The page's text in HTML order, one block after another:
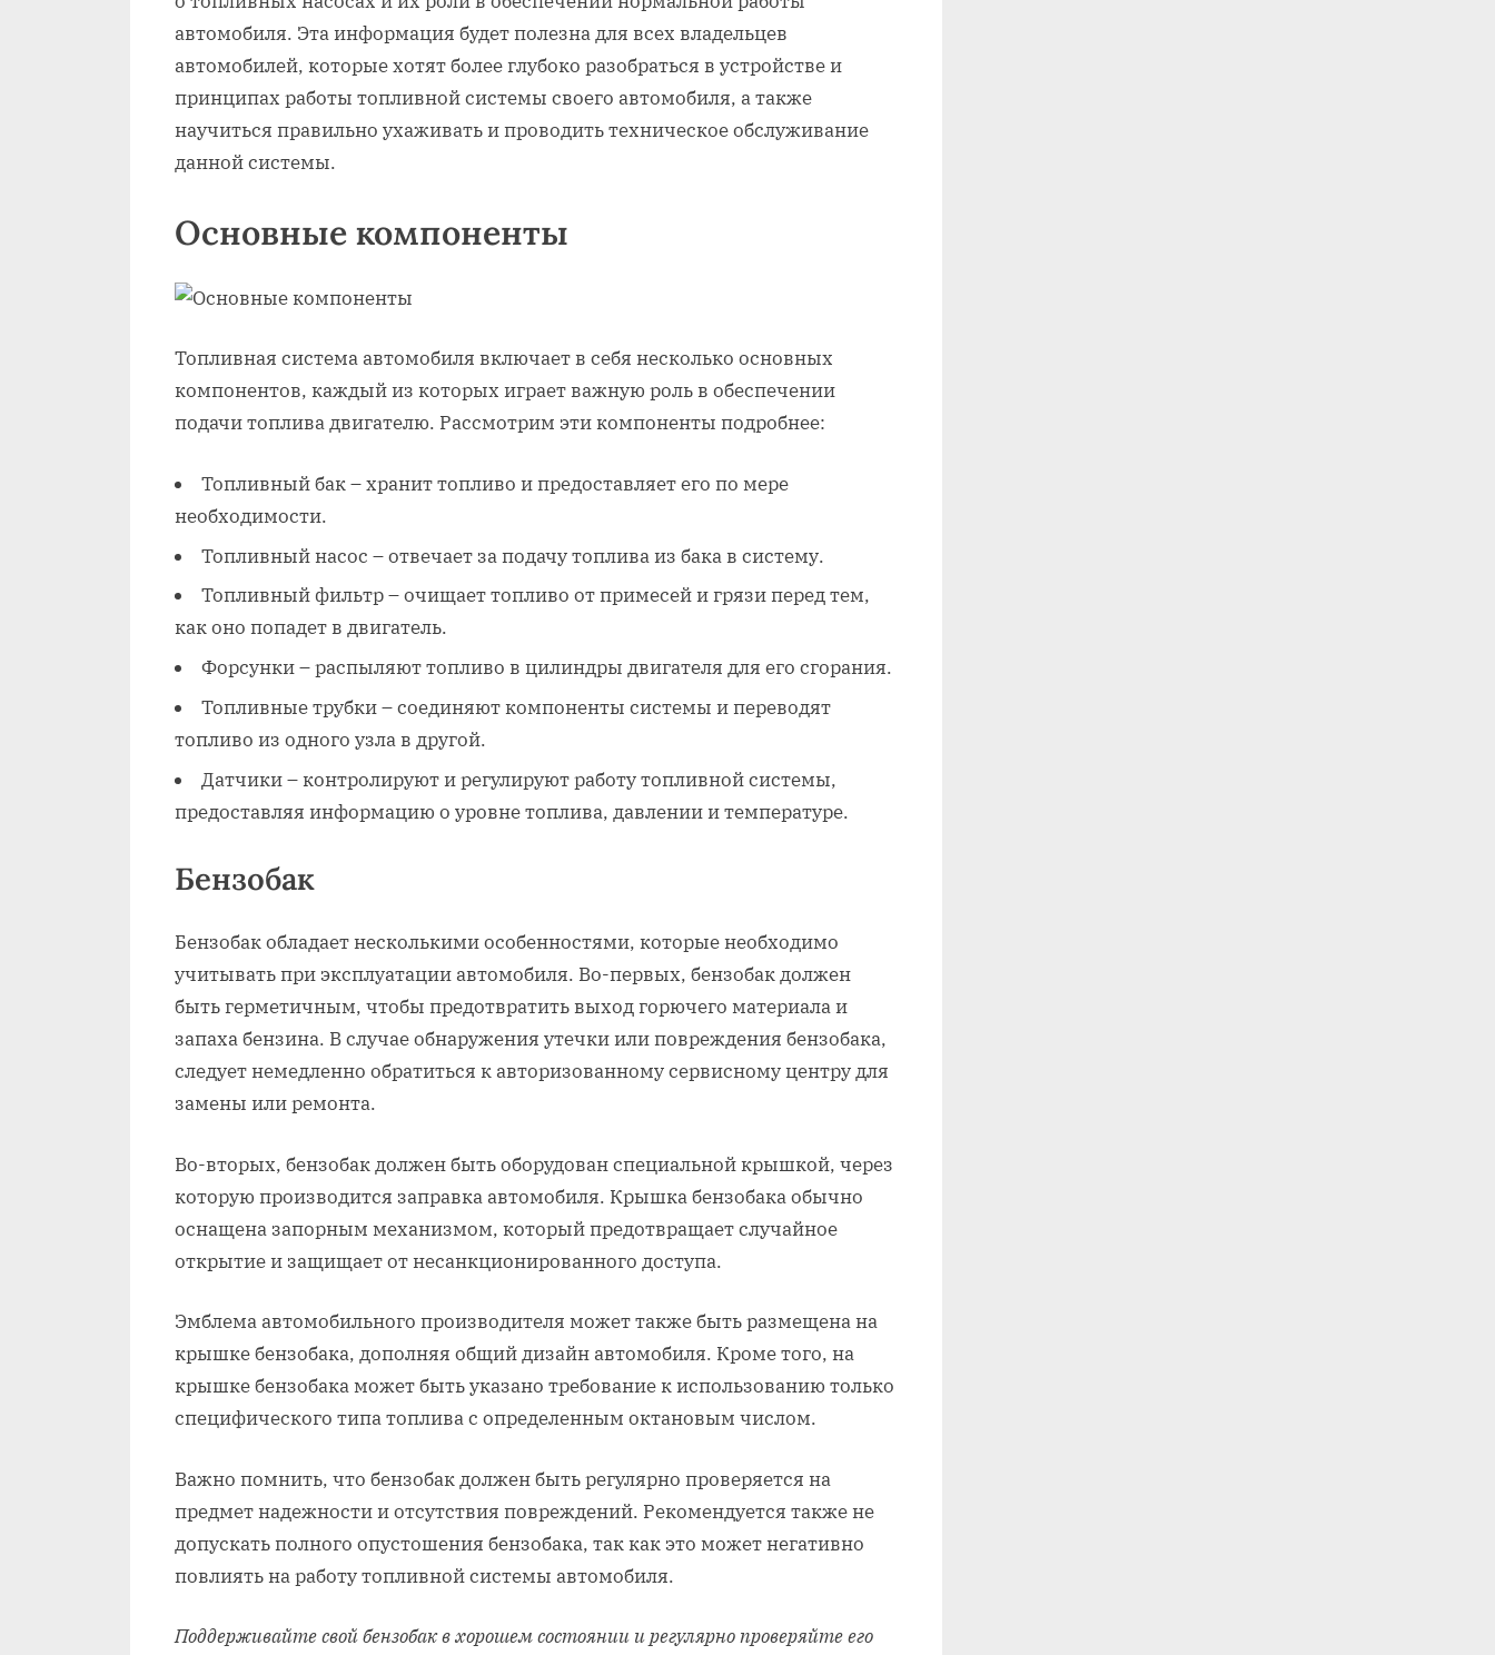
автомобиля. Эта информация будет полезна для всех владельцев
автомобилей, которые хотят более глубоко разобраться в устройстве и
принципах работы топливной системы своего автомобиля, а также
научиться правильно ухаживать и проводить техническое обслуживание
данной системы.
Основные компоненты
Топливная система автомобиля включает в себя несколько основных
компонентов, каждый из которых играет важную роль в обеспечении
подачи топлива двигателю. Рассмотрим эти компоненты подробнее:
Топливный бак – хранит топливо и предоставляет его по мере
необходимости.
Топливный насос – отвечает за подачу топлива из бака в систему.
Топливный фильтр – очищает топливо от примесей и грязи перед тем,
как оно попадет в двигатель.
Форсунки – распыляют топливо в цилиндры двигателя для его сгорания.
Топливные трубки – соединяют компоненты системы и переводят
топливо из одного узла в другой.
Датчики – контролируют и регулируют работу топливной системы,
предоставляя информацию о уровне топлива, давлении и температуре.
Бензобак
Бензобак обладает несколькими особенностями, которые необходимо
учитывать при эксплуатации автомобиля. Во-первых, бензобак должен
быть герметичным, чтобы предотвратить выход горючего материала и
запаха бензина. В случае обнаружения утечки или повреждения бензобака,
следует немедленно обратиться к авторизованному сервисному центру для
замены или ремонта.
Во-вторых, бензобак должен быть оборудован специальной крышкой, через
которую производится заправка автомобиля. Крышка бензобака обычно
оснащена запорным механизмом, который предотвращает случайное
открытие и защищает от несанкционированного доступа.
Эмблема автомобильного производителя может также быть размещена на
крышке бензобака, дополняя общий дизайн автомобиля. Кроме того, на
крышке бензобака может быть указано требование к использованию только
специфического типа топлива с определенным октановым числом.
Важно помнить, что бензобак должен быть регулярно проверяется на
предмет надежности и отсутствия повреждений. Рекомендуется также не
допускать полного опустошения бензобака, так как это может негативно
повлиять на работу топливной системы автомобиля.
Поддерживайте свой бензобак в хорошем состоянии и регулярно проверяйте его